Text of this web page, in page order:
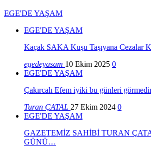
EGE'DE YAŞAM
EGE'DE YAŞAM
Kaçak SAKA Kuşu Taşıyana Cezalar
egedeyasam 10 Ekim 2025 0
EGE'DE YAŞAM
Çakırcalı Efem iyiki bu günleri
Turan ÇATAL 27 Ekim 2024 0
EGE'DE YAŞAM
GAZETEMİZ SAHİBİ TURAN
GÜNÜ…